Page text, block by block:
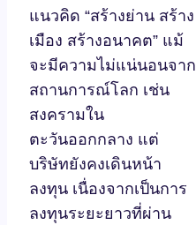
แนวคิด “สร้างย่าน สร้าง
เมือง สร้างอนาคต” แม้
จะมีความไม่แน่นอนจาก
สถานการณ์โลก เช่น
สงครามใน
ตะวันออกกลาง แต่
บริษัทยังคงเดินหน้า
ลงทุน เนื่องจากเป็นการ
ลงทุนระยะยาวที่ผ่าน